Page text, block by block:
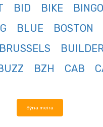
BID BIKE
BINGO
BLUE
BOSTON
BRUSSELS
BZH CAB
Sýna meira